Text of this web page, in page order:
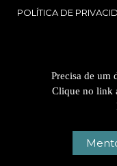
POLÍTICA DE
Precisa de um
Clique no link